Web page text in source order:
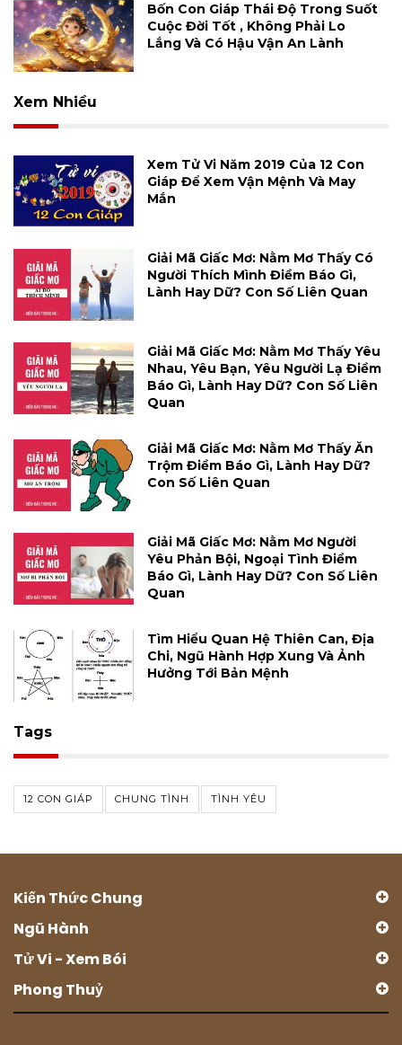
Bốn Con Giáp Thái Độ Trong Suốt
Cuộc Đời Tốt , Không Phải Lo
Lắng Và Có Hậu Vận An Lành
Xem Nhiều
Xem Tử Vi Năm 2019 Của 12 Con
Giáp Để Xem Vận Mệnh Và May
Mắn
Giải Mã Giấc Mơ: Nằm Mơ Thấy Có
Người Thích Mình Điềm Báo Gì,
Lành Hay Dữ? Con Số Liên Quan
Giải Mã Giấc Mơ: Nằm Mơ Thấy Yêu
Nhau, Yêu Bạn, Yêu Người Lạ Điềm
Báo Gì, Lành Hay Dữ? Con Số Liên
Quan
Giải Mã Giấc Mơ: Nằm Mơ Thấy Ăn
Trộm Điềm Báo Gì, Lành Hay Dữ?
Con Số Liên Quan
Giải Mã Giấc Mơ: Nằm Mơ Người
Yêu Phản Bội, Ngoại Tình Điềm
Báo Gì, Lành Hay Dữ? Con Số Liên
Quan
Tìm Hiểu Quan Hệ Thiên Can, Địa
Chi, Ngũ Hành Hợp Xung Và Ảnh
Hưởng Tới Bản Mệnh
Tags
12 CON GIÁP CHUNG TÌNH TÌNH YÊU
Kiến Thức Chung
Ngũ Hành
Tử Vi - Xem Bói
Phong Thuỷ